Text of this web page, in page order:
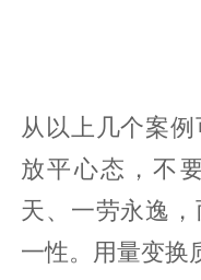
从以上几个案
放平心态，不
天、一劳永逸
一性。用量变换